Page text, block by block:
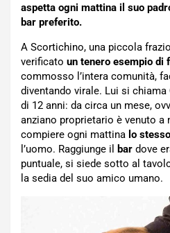
aspetta ogni mattina il suo
bar preferito.
A Scortichino, una piccola
verificato un tenero esempio di
commosso l’intera comunità,
diventando virale. Lui si chiama
di 12 anni: da circa un mese,
anziano proprietario è venuto a
compiere ogni mattina lo
l’uomo. Raggiunge il
bar dove
puntuale, si siede sotto al
la sedia del suo amico umano.